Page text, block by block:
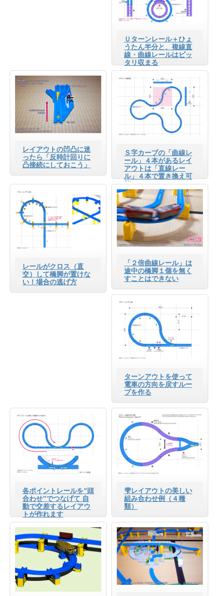
Ｕターンレール＋ひょ
うたん半分と、複線直
線・曲線レールはピッ
タリ収まる
レイアウトの凹凸に迷
ったら「反時計回りに
凸接続にしておこう」
Ｓ字カーブの「曲線レ
ール」４本があるレイ
アウトは「直線レー
ル」４本で置き換え可
能
レールがクロス（直
交）して橋脚が置けな
い！場合の逃げ方
「２倍曲線レール」は
途中の橋脚１個を無く
すことはできない
ターンアウトを使って
電車の方向を戻すルー
プを作る
各ポイントレールを”頭
合わせ”でつなげて 自
動で交差するレイアウ
トが作れます
雫レイアウトの美しい
組み合わせ例（４種
類）